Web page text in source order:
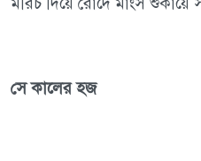
সে কালের হজ